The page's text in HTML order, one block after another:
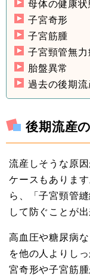
母体の健康
子宮奇形
子宮筋腫
子宮頸管無力
胎盤異常
過去の後期
後期流産
流産しそうな原
ケースもありま
ら、「子宮頸管
して防ぐことが出
高血圧や糖尿病
を他の人よりし
宮奇形や子宮筋